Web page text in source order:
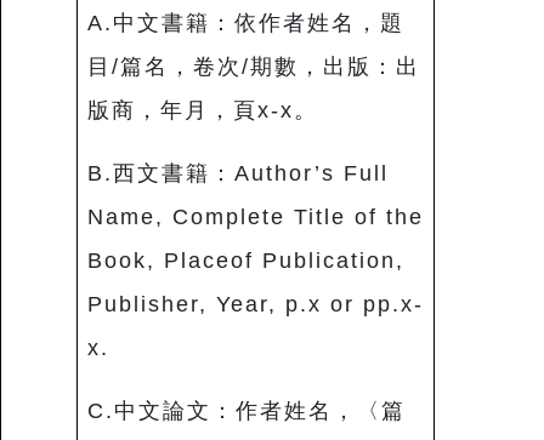
A.中文書籍：依作者姓名，題
目/篇名，卷次/期數，出版：出
版商，年月，頁x-x。
B.西文書籍：Author’s Full
Name, Complete Title of the
Book, Placeof Publication,
Publisher, Year, p.x or pp.x-
x.
C.中文論文：作者姓名，〈篇